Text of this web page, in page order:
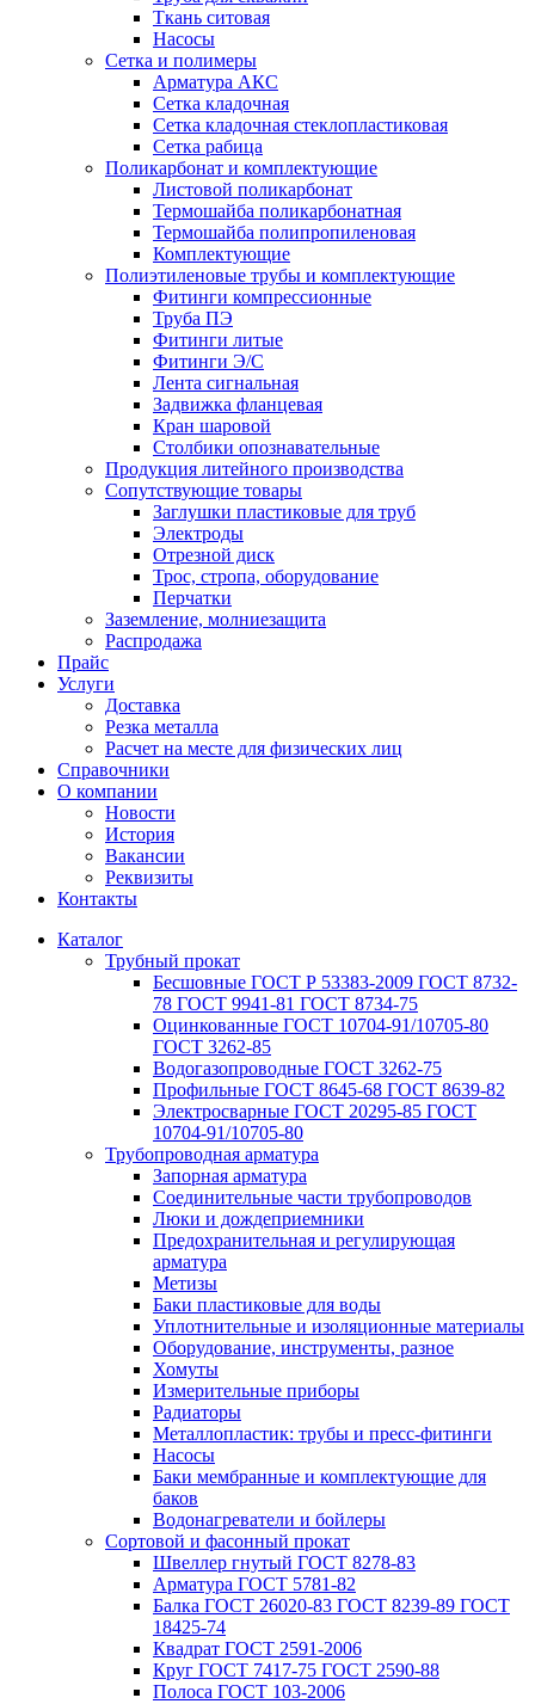
Ткань ситовая
Насосы
Сетка и полимеры
Арматура АКС
Сетка кладочная
Сетка кладочная стеклопластиковая
Сетка рабица
Поликарбонат и комплектующие
Листовой поликарбонат
Термошайба поликарбонатная
Термошайба полипропиленовая
Комплектующие
Полиэтиленовые трубы и комплектующие
Фитинги компрессионные
Труба ПЭ
Фитинги литые
Фитинги Э/С
Лента сигнальная
Задвижка фланцевая
Кран шаровой
Столбики опознавательные
Продукция литейного производства
Сопутствующие товары
Заглушки пластиковые для труб
Электроды
Отрезной диск
Трос, стропа, оборудование
Перчатки
Заземление, молниезащита
Распродажа
Прайс
Услуги
Доставка
Резка металла
Расчет на месте для физических лиц
Справочники
О компании
Новости
История
Вакансии
Реквизиты
Контакты
Каталог
Трубный прокат
Беcшовные ГОСТ Р 53383-2009 ГОСТ 8732-
78 ГОСТ 9941-81 ГОСТ 8734-75
Оцинкованные ГОСТ 10704-91/10705-80
ГОСТ 3262-85
Водогазопроводные ГОСТ 3262-75
Профильные ГОСТ 8645-68 ГОСТ 8639-82
Электросварные ГОСТ 20295-85 ГОСТ
10704-91/10705-80
Трубопроводная арматура
Запорная арматура
Соединительные части трубопроводов
Люки и дождеприемники
Предохранительная и регулирующая
арматура
Метизы
Баки пластиковые для воды
Уплотнительные и изоляционные материалы
Оборудование, инструменты, разное
Хомуты
Измерительные приборы
Радиаторы
Металлопластик: трубы и пресс-фитинги
Насосы
Баки мембранные и комплектующие для
баков
Водонагреватели и бойлеры
Сортовой и фасонный прокат
Швеллер гнутый ГОСТ 8278-83
Арматура ГОСТ 5781-82
Балка ГОСТ 26020-83 ГОСТ 8239-89 ГОСТ
18425-74
Квадрат ГОСТ 2591-2006
Круг ГОСТ 7417-75 ГОСТ 2590-88
Полоса ГОСТ 103-2006